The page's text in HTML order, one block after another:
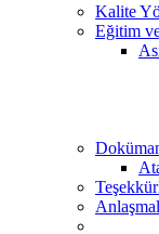
Kalite
Eğitim